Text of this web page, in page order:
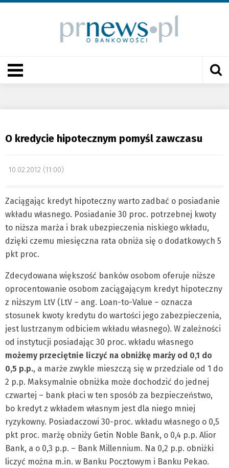
O kredycie hipotecznym pomyśl zawczasu
10.02.2012 (11:00)
Zaciągając kredyt hipoteczny warto zadbać o posiadanie
wkładu własnego. Posiadanie 30 proc. potrzebnej kwoty
to niższa marża i brak ubezpieczenia niskiego wkładu,
dzięki czemu miesięczna rata obniża się o dodatkowych 5
pkt proc.
Zdecydowana większość banków osobom oferuje niższe
oprocentowanie osobom zaciągającym kredyt hipoteczny
z niższym LtV (LtV – ang. Loan-to-Value – oznacza
stosunek kwoty kredytu do wartości jego zabezpieczenia,
jest lustrzanym odbiciem wkładu własnego). W zależności
od instytucji posiadając 30 proc. wkładu własnego
możemy przeciętnie liczyć na obniżkę marży od 0,1 do
0,5 p.p., a marże zwykle mieszczą się w przedziale od 1 do
2 p.p. Maksymalnie obniżka może dochodzić do jednej
czwartej – bank płaci w ten sposób za bezpieczeństwo,
bo kredyt z wkładem własnym jest dla niego mniej
ryzykowny. Posiadaczowi 30-proc. wkładu własnego o 0,5
pkt proc. marżę obniży Getin Noble Bank, o 0,4 p.p. Alior
Bank, a o 0,3 p.p. – Bank Millennium. Na 0,2 p.p. obniżki
liczyć można m.in. w Banku Pocztowym i Banku Pekao.